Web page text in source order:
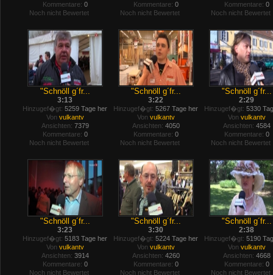
Kommentare: 0
Noch nicht Bewertet
Kommentare: 0
Noch nicht Bewertet
Kommentare: 0
Noch nicht Bewertet
"Schnöll g´fr...
3:13
Hinzugef�gt: 5259 Tage her
Von vulkantv
Ansichten: 7379
Kommentare: 0
Noch nicht Bewertet
"Schnöll g´fr...
3:22
Hinzugef�gt: 5267 Tage her
Von vulkantv
Ansichten: 4050
Kommentare: 0
Noch nicht Bewertet
"Schnöll g´fr...
2:29
Hinzugef�gt: 5330
Von vulkantv
Ansichten: 4584
Kommentare: 0
Noch nicht Bewertet
"Schnöll g´fr...
3:23
Hinzugef�gt: 5183 Tage her
Von vulkantv
Ansichten: 3914
Kommentare: 0
Noch nicht Bewertet
"Schnöll g´fr...
3:30
Hinzugef�gt: 5224 Tage her
Von vulkantv
Ansichten: 4260
Kommentare: 0
Noch nicht Bewertet
"Schnöll g´fr...
2:38
Hinzugef�gt: 5190
Von vulkantv
Ansichten: 4668
Kommentare: 0
Noch nicht Bewertet